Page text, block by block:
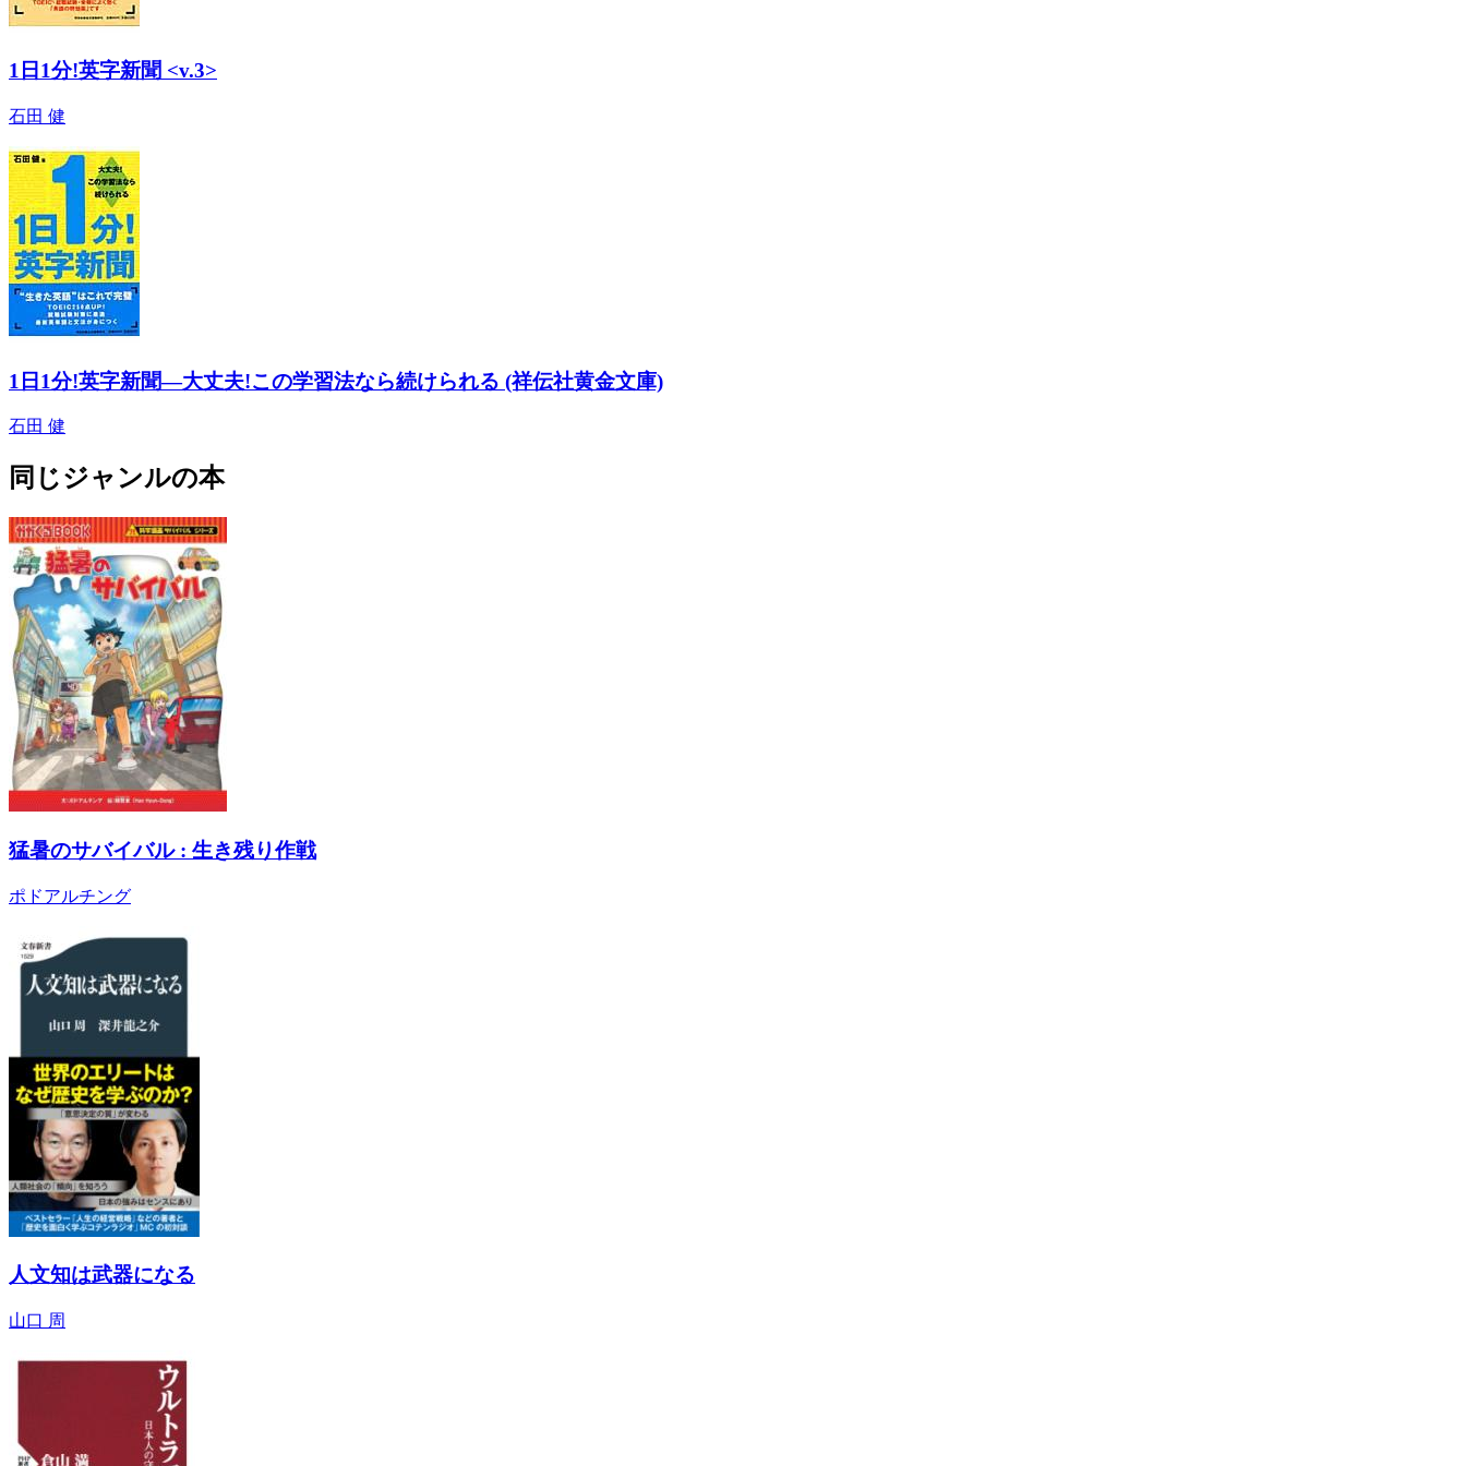
1日1分!英字新聞 <v.3>
石田 健
1日1分!英字新聞―大丈夫!この学習法なら続けられる (祥伝社黄金文庫)
石田 健
同じジャンルの本
猛暑のサバイバル : 生き残り作戦
ポドアルチング
人文知は武器になる
山口 周